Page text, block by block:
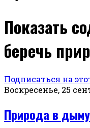
Показать
беречь
Подписаться на
Воскресенье, 25
Природа в